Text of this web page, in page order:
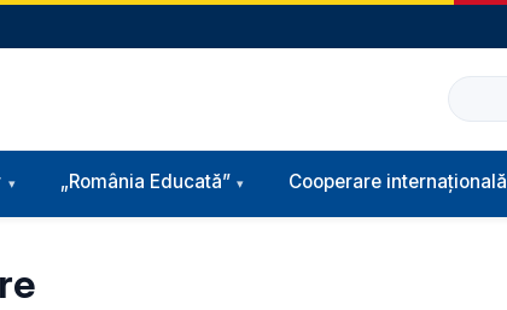
Caută
„România Educată” Cooperare internațională